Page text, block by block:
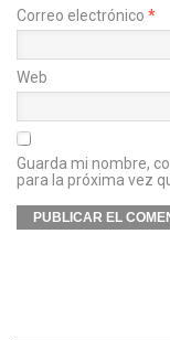
Correo electrónico *
Web
Guarda mi nombre,
para la próxima vez